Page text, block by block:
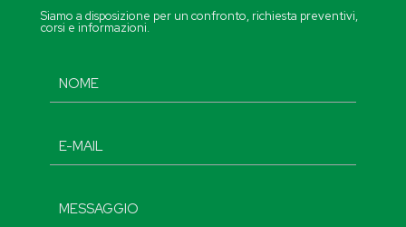
Siamo a disposizione per un confronto, richiesta preventivi,
corsi e informazioni.